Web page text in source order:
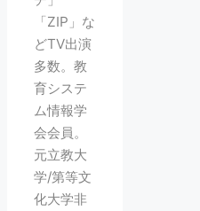
「ZIP」な
どTV出演
多数。教
育システ
ム情報学
会会員。
元立教大
学/第等文
化大学非